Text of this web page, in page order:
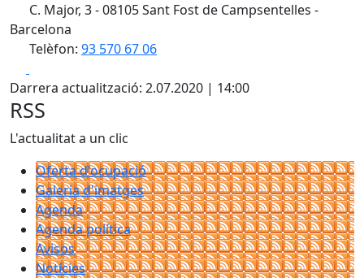
C. Major, 3 - 08105 Sant Fost de Campsentelles -
Barcelona
Telèfon: 93 570 67 06
Darrera actualització: 2.07.2020 | 14:00
RSS
L'actualitat a un clic
Oferta d'ocupació
Galeria d'imatges
Agenda
Agenda política
Avisos
Notícies